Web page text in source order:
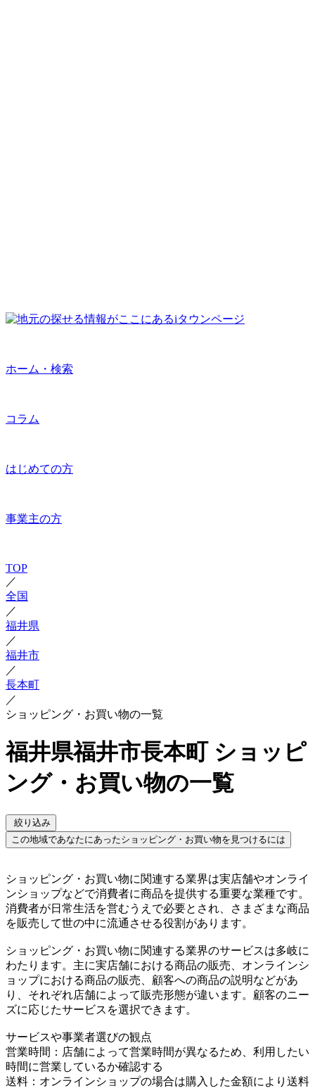
ホーム・検索
コラム
はじめての方
事業主の方
TOP
／
全国
／
福井県
／
福井市
／
長本町
／
ショッピング・お買い物の一覧
福井県福井市長本町 ショッピ
ング・お買い物の一覧
絞り込み
この地域であなたにあったショッピング・お買い物を見つけるには
ショッピング・お買い物に関連する業界は実店舗やオンライ
ンショップなどで消費者に商品を提供する重要な業種です。
消費者が日常生活を営むうえで必要とされ、さまざまな商品
を販売して世の中に流通させる役割があります。
ショッピング・お買い物に関連する業界のサービスは多岐に
わたります。主に実店舗における商品の販売、オンラインシ
ョップにおける商品の販売、顧客への商品の説明などがあ
り、それぞれ店舗によって販売形態が違います。顧客のニー
ズに応じたサービスを選択できます。
サービスや事業者選びの観点
営業時間：店舗によって営業時間が異なるため、利用したい
時間に営業しているか確認する
送料：オンラインショップの場合は購入した金額により送料